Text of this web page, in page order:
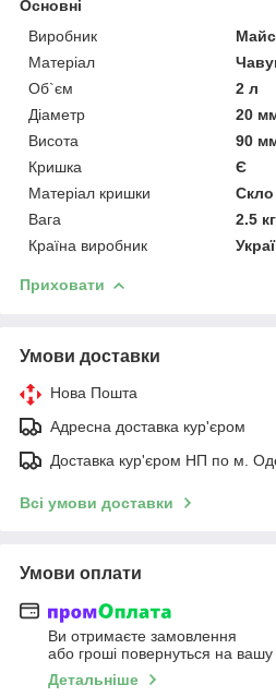
Основні
Виробник
Матеріал
Об`єм
2 л
Діаметр
20
Висота
90
Кришка
Є
Матеріал кришки
Скло
Вага
2.5 кг
Країна виробник
Приховати
Умови доставки
Нова Пошта
Адресна доставка кур'єром
Доставка кур'єром НП по м.
Всі умови доставки
Умови оплати
Ви отримаєте замовлення
або гроші повернуться на вашу
Детальніше